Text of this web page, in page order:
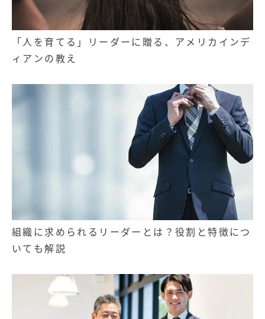
「人を育てる」リーダーに贈る、アメリカインデ
ィアンの教え
組織に求められるリーダーとは？役割と特徴につ
いても解説